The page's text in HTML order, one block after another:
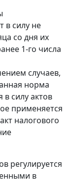
в силу не
со дня их
1-го числа
случаев,
норма
силу актов
применяется
налогового
регулируется
в